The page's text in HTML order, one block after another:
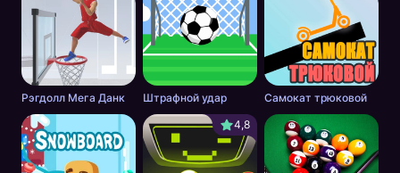
Рэгдолл Мега Данк Штрафной удар Самокат трюковой
4,8